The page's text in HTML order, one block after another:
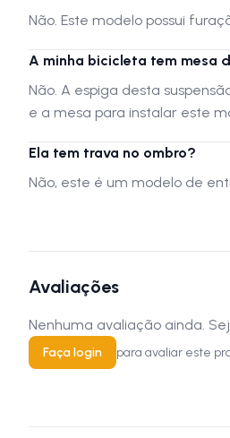
Não. Este modelo possui
A minha bicicleta tem mesa
Não. A espiga desta
e a mesa para instalar este
Ela tem trava no ombro?
Não, este é um modelo de
Avaliações
Nenhuma avaliação ainda.
Faça login para avaliar este